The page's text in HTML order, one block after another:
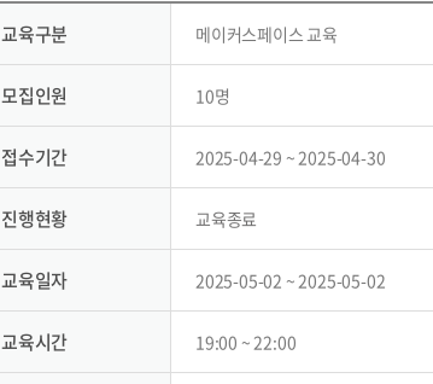
교육구분 메이커스페이스 교육
모집인원 10명
접수기간 2025-04-29 ~ 2025-04-30
진행현황 교육종료
교육일자 2025-05-02 ~ 2025-05-02
교육시간 19:00 ~ 22:00